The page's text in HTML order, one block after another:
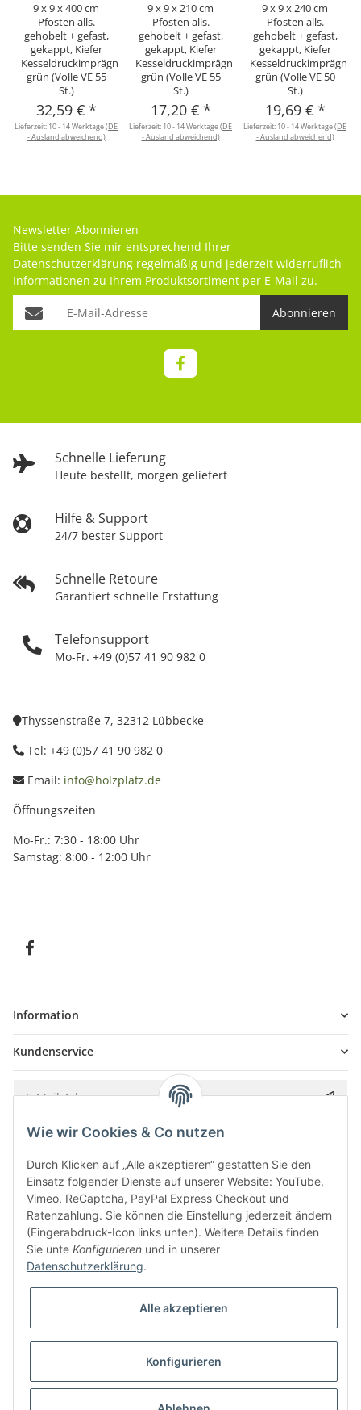
9 x 9 x 400 cm
Pfosten alls.
gehobelt + gefast,
gekappt, Kiefer
Kesseldruckimprägniert
grün (Volle VE 55
St.)
32,59 € *
Lieferzeit: 10 - 14 Werktage(DE
- Ausland abweichend)
9 x 9 x 210 cm
Pfosten alls.
gehobelt + gefast,
gekappt, Kiefer
Kesseldruckimprägniert
grün (Volle VE 55
St.)
17,20 € *
Lieferzeit: 10 - 14 Werktage(DE
- Ausland abweichend)
9 x 9 x 240 cm
Pfosten alls.
gehobelt + gefast,
gekappt, Kiefer
grün (Volle VE 50
St.)
19,69 € *
Lieferzeit: 10 - 14 Werktage(DE
- Ausland abweichend)
Schnelle Lieferung
Heute bestellt, morgen geliefert
Hilfe & Support
24/7 bester Support
Schnelle Retoure
Garantiert schnelle Erstattung
Telefonsupport
Mo-Fr. +49 (0)57 41 90 982 0
Newsletter Abonnieren
Bitte senden Sie mir entsprechend Ihrer
Datenschutzerklärung regelmäßig und jederzeit widerruflich
Informationen zu Ihrem Produktsortiment per E-Mail zu.
Abonnieren
Thyssenstraße 7, 32312 Lübbecke
Tel: +49 (0)57 41 90 982 0
Email: info@holzplatz.de
Öffnungszeiten
Mo-Fr.: 7:30 - 18:00 Uhr
Samstag: 8:00 - 12:00 Uhr
Information
Kundenservice
Bitte senden Sie mir entsprechend IhrerDatenschutzerklärung
* Alle Preise inkl. gesetzlicher USt., zzgl.
Besucherzähler: 5847913
UmsetzungVlarom E-Commerce Agentur| Powered byJTL-Shop|
CLEARIX JTL-Shop Template
Wie wir Cookies & Co nutzen
Durch Klicken auf „Alle akzeptieren“ gestatten Sie den
Einsatz folgender Dienste auf unserer Website: YouTube,
Vimeo, ReCaptcha, PayPal Express Checkout und
Ratenzahlung. Sie können die Einstellung jederzeit ändern
(Fingerabdruck-Icon links unten). Weitere Details finden
Sie unte Konfigurieren und in unserer
Datenschutzerklärung.
Alle akzeptieren
Konfigurieren